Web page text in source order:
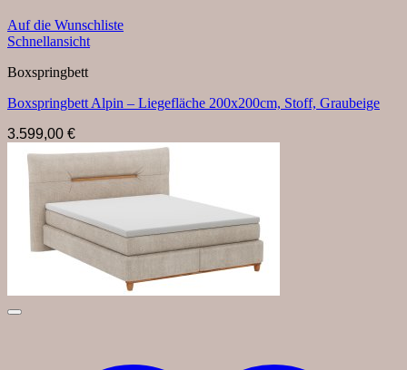
Auf die Wunschliste
Schnellansicht
Boxspringbett
Boxspringbett Alpin – Liegefläche 200x200cm, Stoff, Graubeige
3.599,00 €